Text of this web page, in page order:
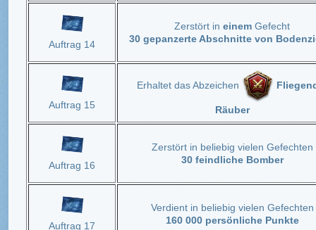
Auftrag 14
Zerstört in einem Gefecht
30 gepanzerte Abschnitte von
Auftrag 15
Erhaltet das Abzeichen
Räuber
Auftrag 16
Zerstört in beliebig vielen Gefechten
30 feindliche Bomber
Auftrag 17
Verdient in beliebig vielen Gefechten
160 000 persönliche Punkte